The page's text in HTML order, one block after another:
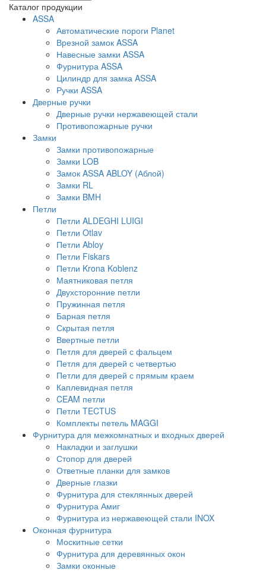
Каталог продукции
ASSA
Автоматические пороги Planet
Врезной замок ASSA
Навесные замки ASSA
Фурнитура ASSA
Цилиндр для замка ASSA
Ручки ASSA
Дверные ручки
Дверные ручки нержавеющей стали
Противопожарные ручки
Замки
Замки противопожарные
Замки LOB
Замок ASSA ABLOY (Аблой)
Замки RL
Замки BMH
Петли
Петли ALDEGHI LUIGI
Петли Otlav
Петли Abloy
Петли Fiskars
Петли Krona Koblenz
Маятниковая петля
Двухсторонние петли
Пружинная петля
Барная петля
Скрытая петля
Ввертные петли
Петля для дверей с фальцем
Петля для дверей с четвертью
Петли для дверей с прямым краем
Каплевидная петля
CEAM петли
Петли TECTUS
Комплекты петель MAGGI
Фурнитура для межкомнатных и входных дверей
Накладки и заглушки
Стопор для дверей
Ответные планки для замков
Дверные глазки
Фурнитура для стеклянных дверей
Фурнитура Амиг
Фурнитура из нержавеющей стали INOX
Оконная фурнитура
Москитные сетки
Фурнитура для деревянных окон
Замки оконные